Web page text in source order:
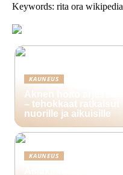
Keywords: rita ora wikipedia
KAUNEUS
Aknen hoito arjessa
– tehokkaat ratkaisut
nuorille ja aikuisille
KAUNEUS